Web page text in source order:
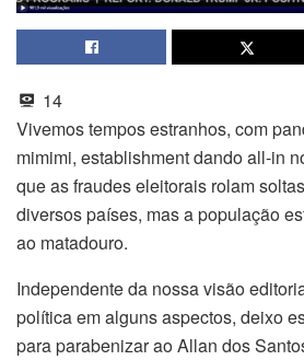
14
Vivemos tempos estranhos, com
mimimi, establishment dando all-in
que as fraudes eleitorais rolam
diversos países, mas a população
ao matadouro.
Independente da nossa visão
política em alguns aspectos, deixo
para parabenizar ao Allan dos